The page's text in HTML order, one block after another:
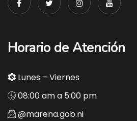
Horario de Atención
Lunes – Viernes
08:00 am a 5:00 pm
@marena.gob.ni